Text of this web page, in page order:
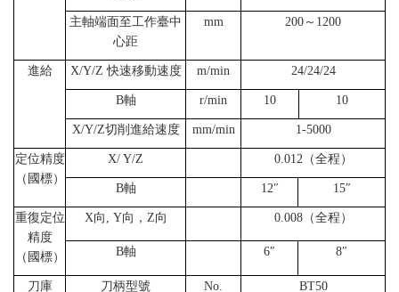
主軸端面至工作臺中
心距
mm 200～1200
進給 X/Y/Z 快速移動速度 m/min 24/24/24
B軸 r/min 10 10
X/Y/Z切削進給速度 mm/min 1-5000
定位精度
（國標）
X/ Y/Z 0.012（全程）
B軸 12″ 15″
重復定位
精度
（國標）
X向, Y向，Z向 0.008（全程）
B軸 6″ 8″
刀庫 刀柄型號 No. BT50